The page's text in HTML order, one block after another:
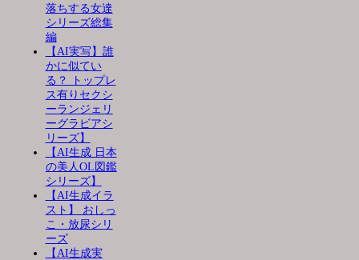
落ちする女達
シリーズ総集
編
【AI実写】誰
かに似てい
る？ トップレ
ス有りセクシ
ーランジェリ
ーグラビアシ
リーズ】
【AI生成 日本
の美人OL図鑑
シリーズ】
【AI生成イラ
スト】 おしっ
こ・放尿シリ
ーズ
【AI生成実